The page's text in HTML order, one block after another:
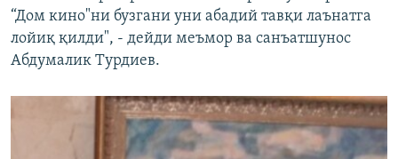
“Дом кино"ни бузгани уни абадий тавқи лаънатга
лойиқ қилди", - дейди меъмор ва санъатшунос
Абдумалик Турдиев.